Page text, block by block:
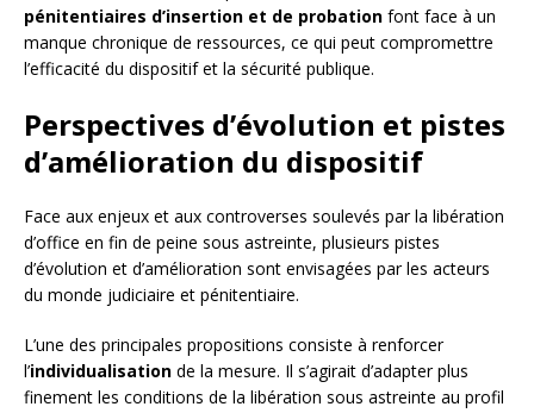
pénitentiaires d’insertion et de probation font face à un
manque chronique de ressources, ce qui peut compromettre
l’efficacité du dispositif et la sécurité publique.
Perspectives d’évolution et pistes
d’amélioration du dispositif
Face aux enjeux et aux controverses soulevés par la libération
d’office en fin de peine sous astreinte, plusieurs pistes
d’évolution et d’amélioration sont envisagées par les acteurs
du monde judiciaire et pénitentiaire.
L’une des principales propositions consiste à renforcer
l’individualisation de la mesure. Il s’agirait d’adapter plus
finement les conditions de la libération sous astreinte au profil